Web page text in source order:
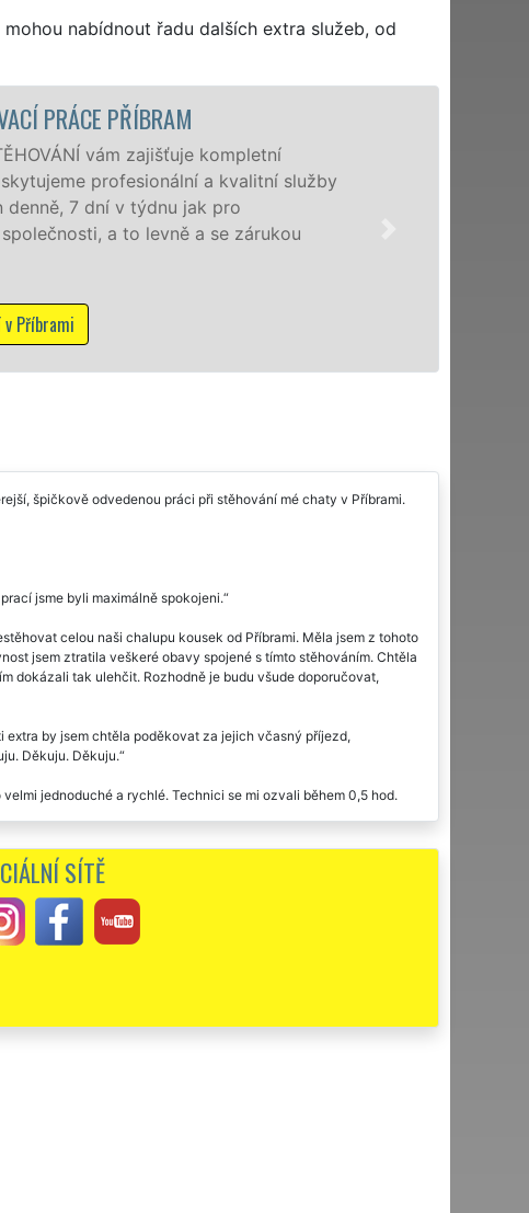
nabídnout řadu dalších extra služeb, od
špičkově odvedenou práci při stěhování mé chaty v Příbrami.
jsme byli maximálně spokojeni.
celou naši chalupu kousek od Příbrami. Měla jsem z tohoto
jsem ztratila veškeré obavy spojené s tímto stěhováním. Chtěla
dokázali tak ulehčit. Rozhodně je budu všude doporučovat,
by jsem chtěla poděkovat za jejich včasný příjezd,
Děkuju. Děkuju.
jednoduché a rychlé. Technici se mi ozvali během 0,5 hod.
usedlosti v Příbrami. Profesionální a vřelý přístup všech
SÍTĚ